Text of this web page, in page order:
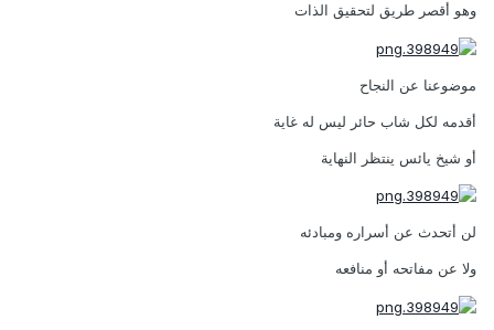
وهو أقصر طريق لتحقيق الذات
موضوعنا عن النجاح
أقدمه لكل شاب حائر ليس له غاية
أو شيخ يائس ينتظر النهاية
لن أتحدث عن أسراره ومبادئه
ولا عن مفاتحه أو منافعه